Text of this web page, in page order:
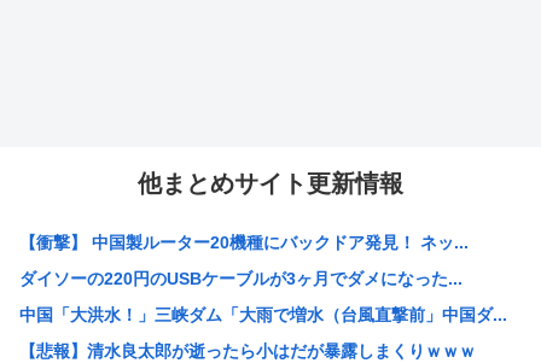
他まとめサイト更新情報
【衝撃】 中国製ルーター20機種にバックドア発見！ ネッ...
ダイソーの220円のUSBケーブルが3ヶ月でダメになった...
中国「大洪水！」三峡ダム「大雨で増水（台風直撃前」中国ダ...
【悲報】清水良太郎が逝ったら小はだが暴露しまくりｗｗｗ